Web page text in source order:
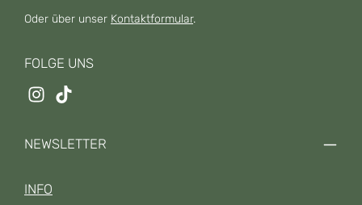
Oder über unser Kontaktformular.
FOLGE UNS
NEWSLETTER
INFO